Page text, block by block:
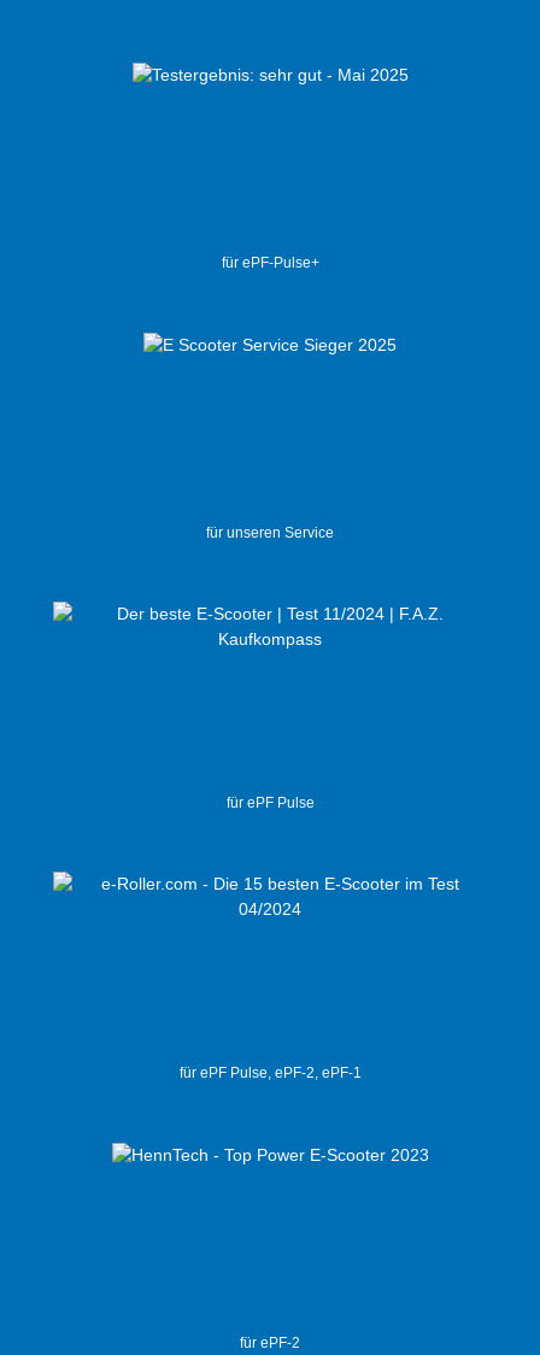
für ePF-Pulse+
für unseren Service
für ePF Pulse
für ePF Pulse, ePF-2, ePF-1
für ePF-2